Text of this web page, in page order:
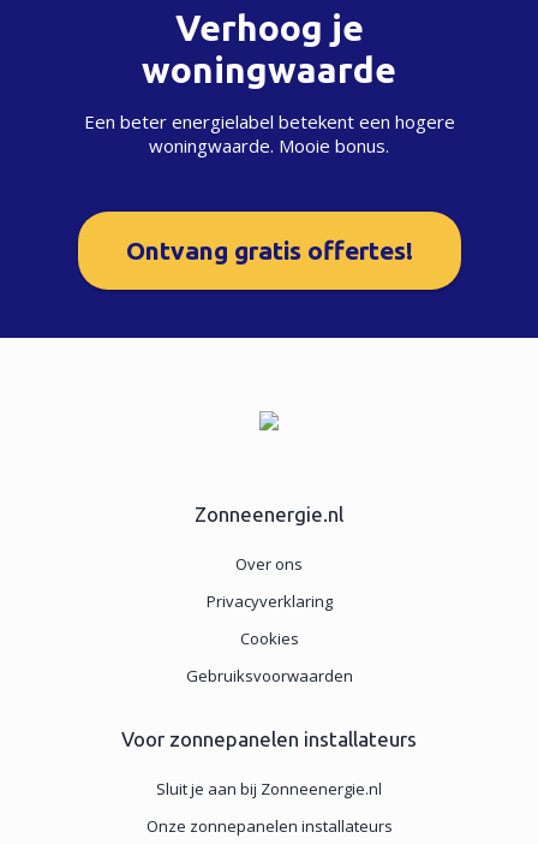
Verhoog je
woningwaarde
Een beter energielabel betekent een hogere
woningwaarde. Mooie bonus.
Ontvang gratis offertes!
Zonneenergie.nl
Over ons
Privacyverklaring
Cookies
Gebruiksvoorwaarden
Voor zonnepanelen installateurs
Sluit je aan bij Zonneenergie.nl
Onze zonnepanelen installateurs